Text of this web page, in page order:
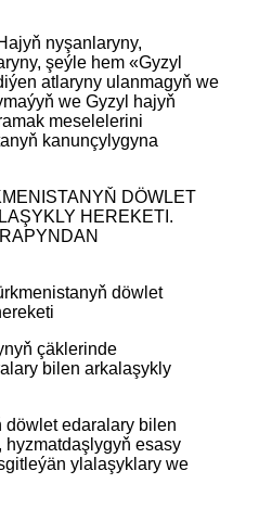
nyşanlaryny,
şeýle hem «Gyzyl
atlaryny ulanmagyň we
we Gyzyl hajyň
meselelerini
kanunçylygyna
DÖWLET
HEREKETI.
döwlet
çäklerinde
bilen arkalaşykly
döwlet edaralary bilen
esasy
ylalaşyklary we